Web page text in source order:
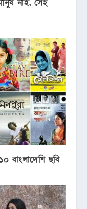
নাই, সেই
বাংলাদেশি ছবি